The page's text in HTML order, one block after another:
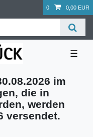
0 0,00 EUR
☰
im
die in
werden
versendet.